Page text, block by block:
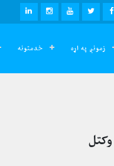
FACEBOOK
TWITTER
YOUTUBE
INSTAGRAM
LINKEDIN
زمونږ په اړه خدمتونه